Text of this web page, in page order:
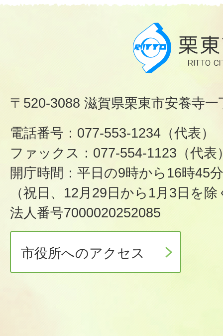
〒520-3088 滋賀県栗東市安養寺
電話番号：077-553-1234（代表）
ファックス：077-554-1123（代表
開庁時間：平日の9時から16時45分
（祝日、12月29日から1月3日を除
法人番号7000020252085
市役所へのアクセス